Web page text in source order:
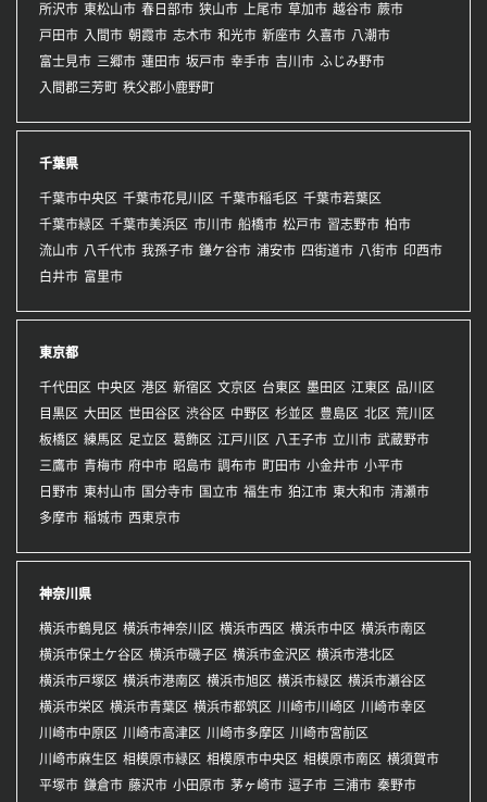
所沢市 東松山市 春日部市 狭山市 上尾市 草加市 越谷市 蕨市
戸田市 入間市 朝霞市 志木市 和光市 新座市 久喜市 八潮市
富士見市 三郷市 蓮田市 坂戸市 幸手市 吉川市 ふじみ野市
入間郡三芳町 秩父郡小鹿野町
千葉県
千葉市中央区 千葉市花見川区 千葉市稲毛区 千葉市若葉区
千葉市緑区 千葉市美浜区 市川市 船橋市 松戸市 習志野市 柏市
流山市 八千代市 我孫子市 鎌ケ谷市 浦安市 四街道市 八街市 印西市
白井市 富里市
東京都
千代田区 中央区 港区 新宿区 文京区 台東区 墨田区 江東区 品川区
目黒区 大田区 世田谷区 渋谷区 中野区 杉並区 豊島区 北区 荒川区
板橋区 練馬区 足立区 葛飾区 江戸川区 八王子市 立川市 武蔵野市
三鷹市 青梅市 府中市 昭島市 調布市 町田市 小金井市 小平市
日野市 東村山市 国分寺市 国立市 福生市 狛江市 東大和市 清瀬市
多摩市 稲城市 西東京市
神奈川県
横浜市鶴見区 横浜市神奈川区 横浜市西区 横浜市中区 横浜市南区
横浜市保土ケ谷区 横浜市磯子区 横浜市金沢区 横浜市港北区
横浜市戸塚区 横浜市港南区 横浜市旭区 横浜市緑区 横浜市瀬谷区
横浜市栄区 横浜市青葉区 横浜市都筑区 川崎市川崎区 川崎市幸区
川崎市中原区 川崎市高津区 川崎市多摩区 川崎市宮前区
川崎市麻生区 相模原市緑区 相模原市中央区 相模原市南区 横須賀市
平塚市 鎌倉市 藤沢市 小田原市 茅ヶ崎市 逗子市 三浦市 秦野市